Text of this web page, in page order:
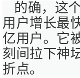
的确，这
用户增长最
亿用户。它
刻间拉下神
折点。